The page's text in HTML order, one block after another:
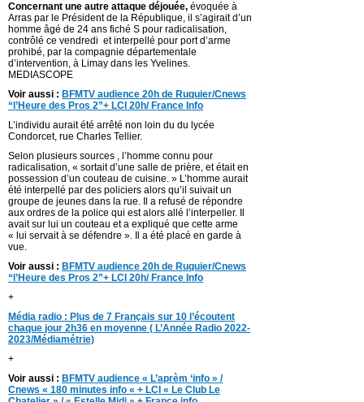
Concernant une autre attaque déjouée, évoquée à
Arras par le Président de la République, il s’agirait d’un
homme âgé de 24 ans fiché S pour radicalisation,
contrôlé ce vendredi et interpellé pour port d’arme
prohibé, par la compagnie départementale
d’intervention, à Limay dans les Yvelines.
MEDIASCOPE
Voir aussi : BFMTV audience 20h de Ruquier/Cnews
“l’Heure des Pros 2”+ LCI 20h/ France Info
L’individu aurait été arrêté non loin du du lycée
Condorcet, rue Charles Tellier.
Selon plusieurs sources , l’homme connu pour
radicalisation, « sortait d’une salle de prière, et était en
possession d’un couteau de cuisine. » L’homme aurait
été interpellé par des policiers alors qu’il suivait un
groupe de jeunes dans la rue. Il a refusé de répondre
aux ordres de la police qui est alors allé l’interpeller. Il
avait sur lui un couteau et a expliqué que cette arme
« lui servait à se défendre ». Il a été placé en garde à
vue.
Voir aussi : BFMTV audience 20h de Ruquier/Cnews
“l’Heure des Pros 2”+ LCI 20h/ France Info
+
Média radio : Plus de 7 Français sur 10 l’écoutent
chaque jour 2h36 en moyenne ( L’Année Radio 2022-
2023/Médiamétrie)
+
Voir aussi : BFMTV audience « L’aprèm ‘info » /
Cnews « 180 minutes info « + LCI « Le Club Le